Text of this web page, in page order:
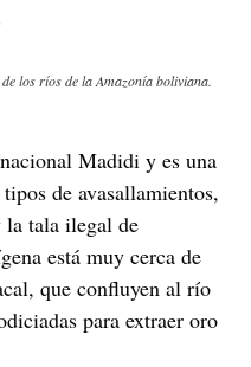
los ríos de la Amazonía boliviana.
Madidi y es una
de avasallamientos,
tala ilegal de
está muy cerca de
que confluyen al río
para extraer oro